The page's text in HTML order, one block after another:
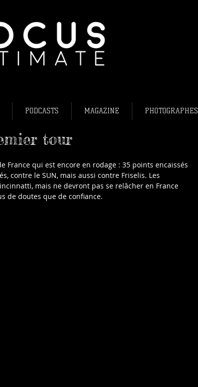
PODCASTS MAGAZINE PHOTOGRAPHES
tour
France qui est encore en rodage : 35 points encaissés
contre le SUN, mais aussi contre Friselis. Les
mais ne devront pas se relâcher en France
de doutes que de confiance.